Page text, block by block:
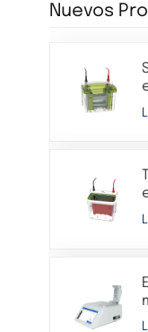
Nuevos